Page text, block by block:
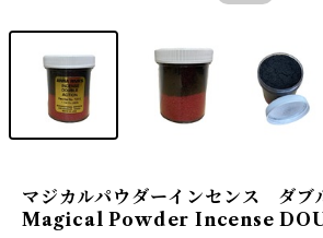
マジカルパウダーインセンス ダブ
Magical Powder Incense